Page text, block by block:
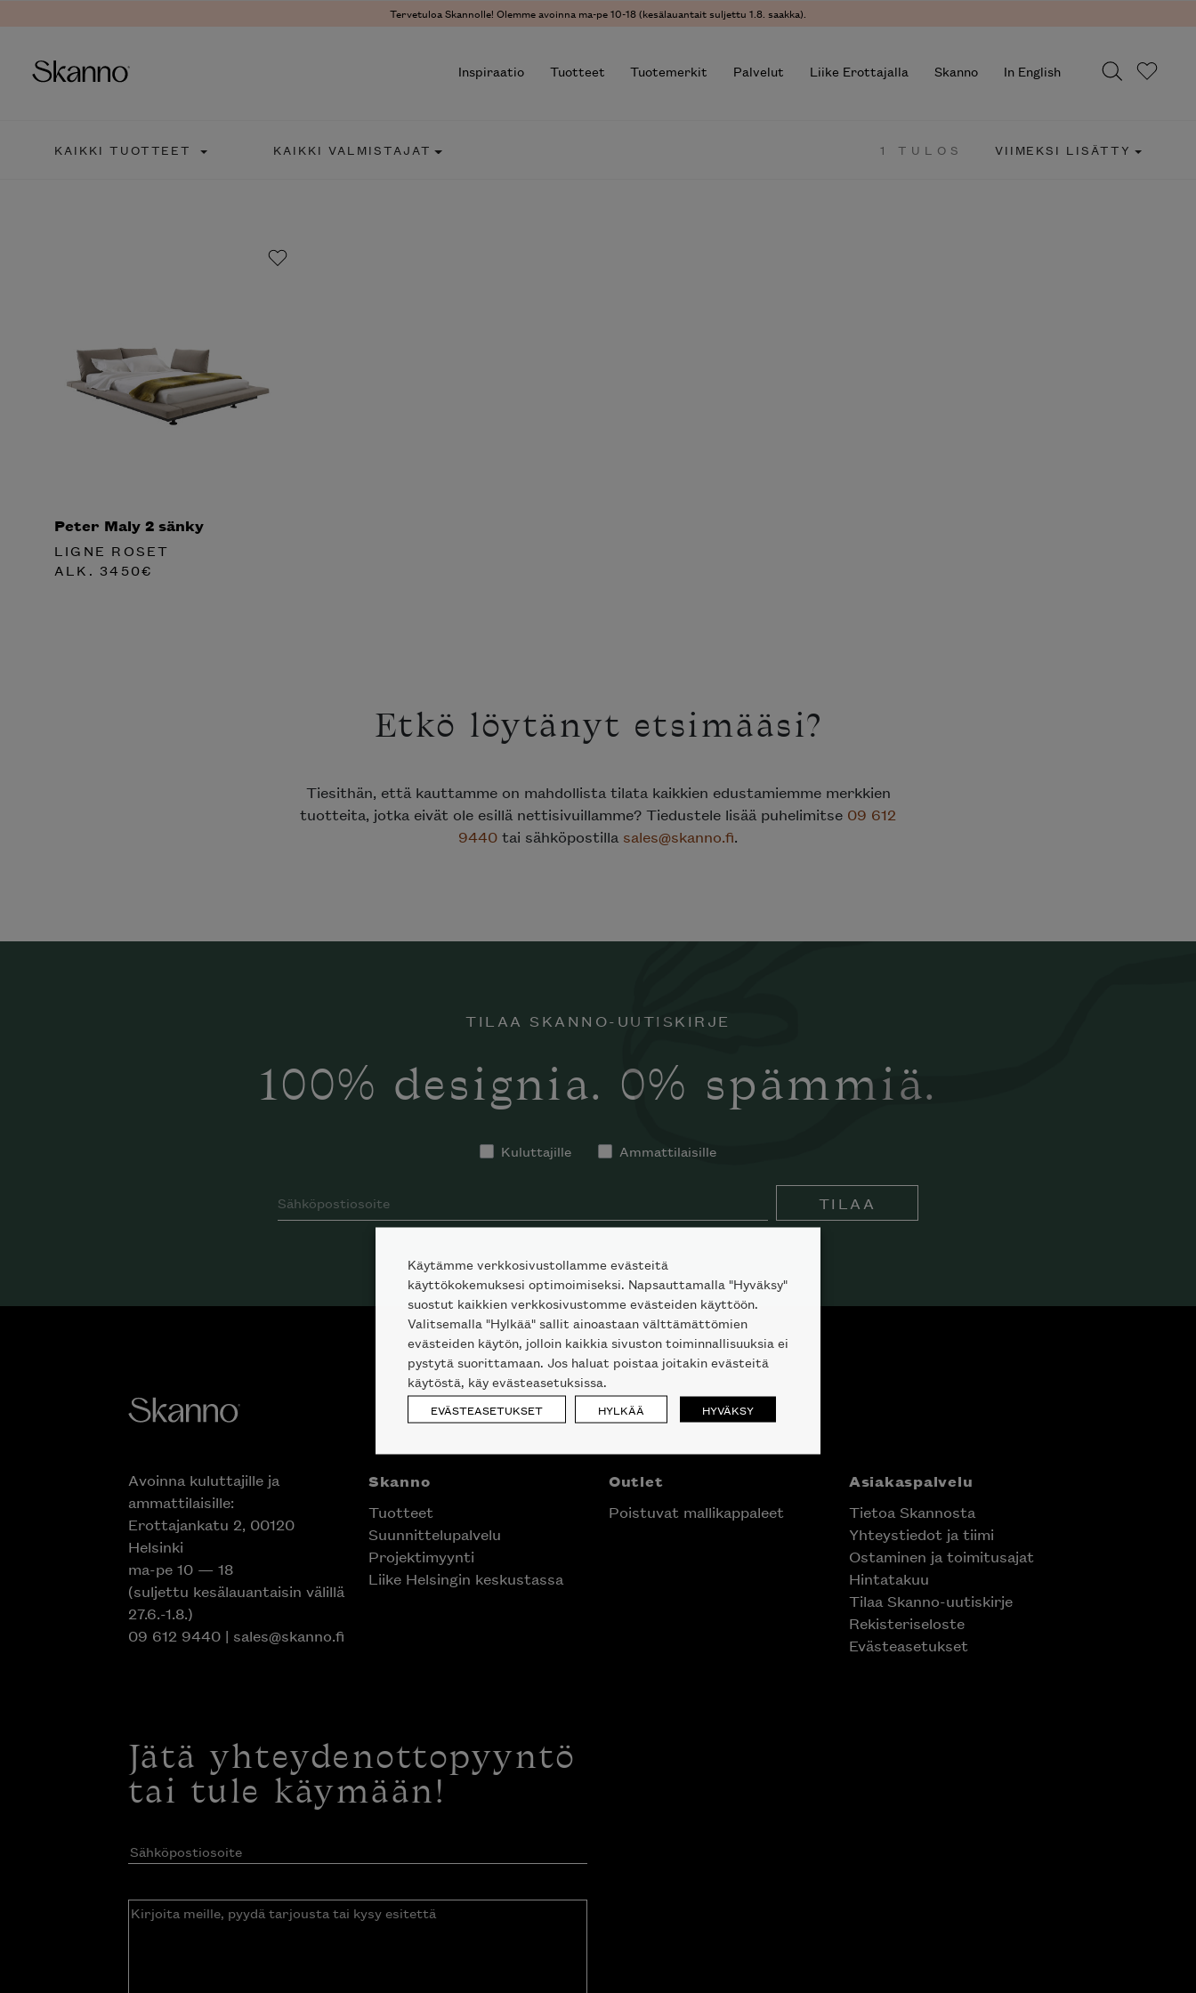
Tervetuloa Skannolle! Olemme avoinna ma-pe 10-18 (kesälauantait suljettu 1.8. saakka).
Inspiraatio Tuotteet Tuotemerkit Palvelut Liike Erottajalla Skanno In English
KAIKKI TUOTTEET KAIKKI VALMISTAJAT 1 TULOS VIIMEKSI LISÄTTY
Peter Maly 2 sänky
LIGNE ROSET
ALK. 3450€
Etkö löytänyt etsimääsi?
Tiesithän, että kauttamme on mahdollista tilata kaikkien edustamiemme merkkien
tuotteita, jotka eivät ole esillä nettisivuillamme? Tiedustele lisää puhelimitse 09 612
9440 tai sähköpostilla sales@skanno.fi.
TILAA SKANNO-UUTISKIRJE
100% designia. 0% spämmiä.
Kuluttajille Ammattilaisille
TILAA
Avoinna kuluttajille ja
ammattilaisille:
Erottajankatu 2, 00120
Helsinki
ma-pe 10 — 18
(suljettu kesälauantaisin välillä
27.6.-1.8.)
09 612 9440| sales@skanno.fi
Skanno
Tuotteet
Suunnittelupalvelu
Projektimyynti
Liike Helsingin keskustassa
Outlet
Poistuvat mallikappaleet
Asiakaspalvelu
Tietoa Skannosta
Yhteystiedot ja tiimi
Ostaminen ja toimitusajat
Hintatakuu
Tilaa Skanno-uutiskirje
Rekisteriseloste
Evästeasetukset
Jätä yhteydenottopyyntö
tai tule käymään!
Sähköpostiosoite(Pakollinen)
Kirjoita
Käytämme verkkosivustollamme evästeitä
käyttökokemuksesi optimoimiseksi. Napsauttamalla "Hyväksy"
suostut kaikkien verkkosivustomme evästeiden käyttöön.
Valitsemalla "Hylkää" sallit ainoastaan välttämättömien
evästeiden käytön, jolloin kaikkia sivuston toiminnallisuuksia ei
pystytä suorittamaan. Jos haluat poistaa joitakin evästeitä
käytöstä, käy evästeasetuksissa.
EVÄSTEASETUKSET HYLKÄÄ HYVÄKSY